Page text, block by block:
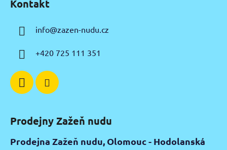
Kontakt
info@zazen-nudu.cz
+420 725 111 351
Prodejny Zažeň nudu
Prodejna Zažeň nudu, Olomouc - Hodolanská